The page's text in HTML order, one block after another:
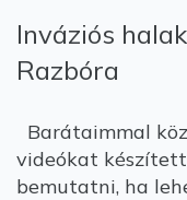
Inváziós
Razbóra
Barátaimmal
videókat
bemutatni, ha